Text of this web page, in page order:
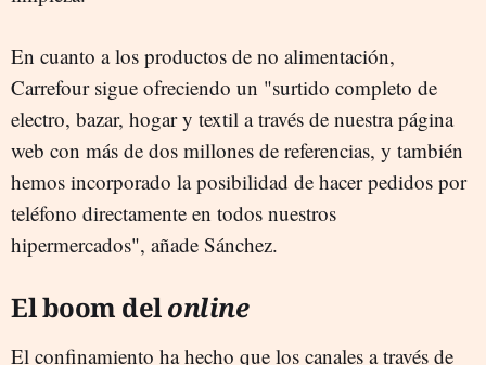
En cuanto a los productos de no alimentación,
Carrefour sigue ofreciendo un "surtido completo de
electro, bazar, hogar y textil a través de nuestra página
web con más de dos millones de referencias, y también
hemos incorporado la posibilidad de hacer pedidos por
teléfono directamente en todos nuestros
hipermercados", añade Sánchez.
El boom delonline
El confinamiento ha hecho que los canales a través de